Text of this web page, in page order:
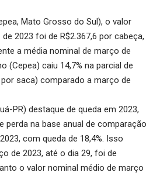
Mato Grosso do Sul), o valor
2023 foi de R$2.367,6 por cabeça,
a média nominal de março de
(Cepea) caiu 14,7% na parcial de
saca) comparado a março de
PR) destaque de queda em 2023,
perda na base anual de comparação
com queda de 18,4%. Isso
de 2023, até o dia 29, foi de
o valor nominal médio de março